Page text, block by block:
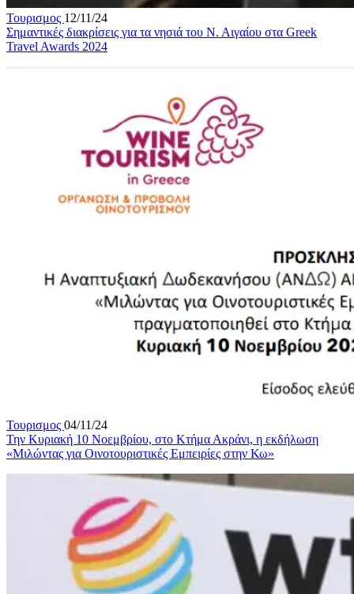
Τουρισμος 12/11/24
Σημαντικές διακρίσεις για τα νησιά του Ν. Αιγαίου στα Greek
Travel Awards 2024
Τουρισμος 04/11/24
Την Κυριακή 10 Νοεμβρίου, στο Κτήμα Ακράνι, η εκδήλωση
«Μιλώντας για Οινοτουριστικές Εμπειρίες στην Κω»